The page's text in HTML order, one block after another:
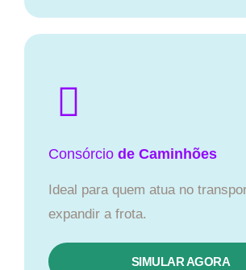
Consórcio de Caminhões
Ideal para quem atua no
expandir a frota.
SIMULAR AGORA